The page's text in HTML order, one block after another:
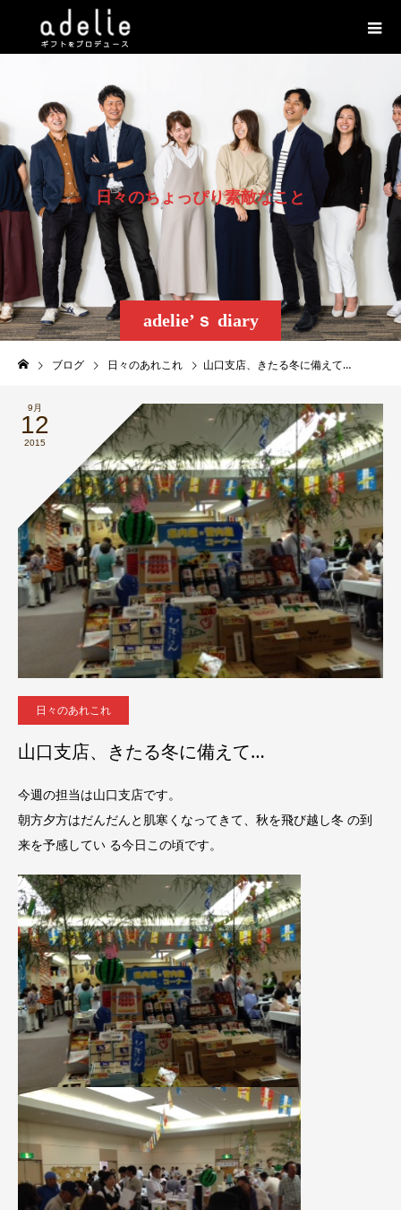
adelie’ｓ diary
日々のちょ っぴり素敵なこ と
ブログ 日々のあれこれ 山口支店、きたる冬に備えて…
9月
12
2015
日々のあれこれ
山口支店、きたる冬に備えて…
今週の担当は山口支店です。
朝方夕方はだんだんと肌寒くなってきて、秋を飛び越し冬 の到
来を予感してい る今日この頃です。